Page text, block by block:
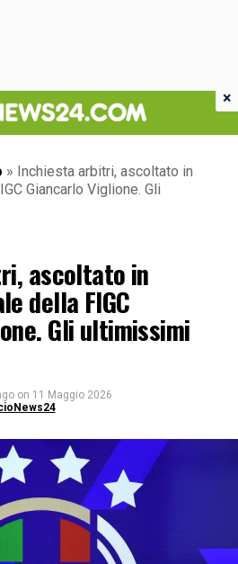
» Inchiesta arbitri, ascoltato in
Giancarlo Viglione. Gli
ascoltato in
della FIGC
Gli ultimissimi
on 11 Maggio 2026
×